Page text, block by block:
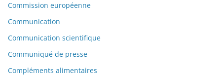
Commission européenne
Communication
Communication scientifique
Communiqué de presse
Compléments alimentaires